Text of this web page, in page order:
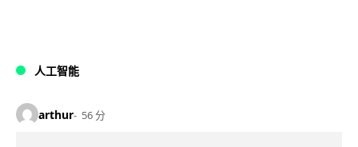
人工智能
arthur 56 分